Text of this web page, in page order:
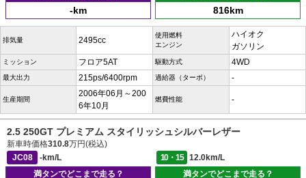
-km 816km
排気量 2495cc
使用燃料
エンジン
ハイオク
ガソリン
ミッション フロア5AT 駆動方式 4WD
最大出力 215ps/6400rpm 過給器（ターボ） -
生産期間
2006年06月～200
6年10月
燃費性能 -
2.5 250GT プレミアム スタイリッシュシルバーレザー
新車時価格310.8万円(税込)
JC08
-km/L 10・15
12.0km/L
満タンでどこまで走る？
満タンでどこまで走る？